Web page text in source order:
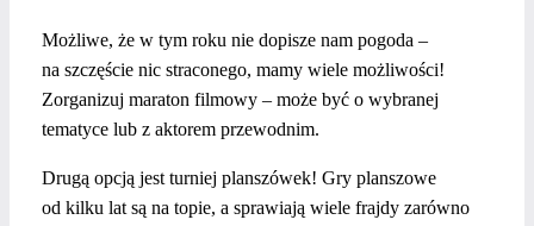
Możliwe, że w tym roku nie dopisze nam pogoda –
na szczęście nic straconego, mamy wiele możliwości!
Zorganizuj maraton filmowy – może być o wybranej
tematyce lub z aktorem przewodnim.
Drugą opcją jest turniej planszówek! Gry planszowe
od kilku lat są na topie, a sprawiają wiele frajdy zarówno